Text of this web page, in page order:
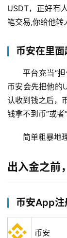
USDT，正好有
笔交易,你给他转
币安在里面
平台充当“
币安会先把他的
认收到钱之后，
钱拿不到币”或者
简单粗暴地
出入金之前
币安App注
币安